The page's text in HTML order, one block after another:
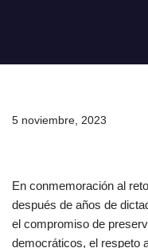
al
5 noviembre, 2023
En conmemoración al
después de años de
el compromiso de
democráticos, el respeto